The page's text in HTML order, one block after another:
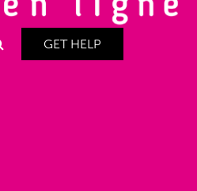
GET HELP